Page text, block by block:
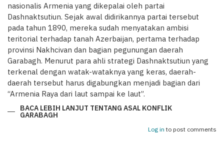
nasionalis Armenia yang dikepalai oleh partai
Dashnaktsutiun. Sejak awal didirikannya partai tersebut
pada tahun 1890, mereka sudah menyatakan ambisi
teritorial terhadap tanah Azerbaijan, pertama terhadap
provinsi Nakhcivan dan bagian pegunungan daerah
Garabagh. Menurut para ahli strategi Dashnaktsutiun yang
terkenal dengan watak-wataknya yang keras, daerah-
daerah tersebut harus digabungkan menjadi bagian dari
“Armenia Raya dari laut sampai ke laut”.
BACA LEBIH LANJUT TENTANG ASAL KONFLIK
GARABAGH
Log in to post comments